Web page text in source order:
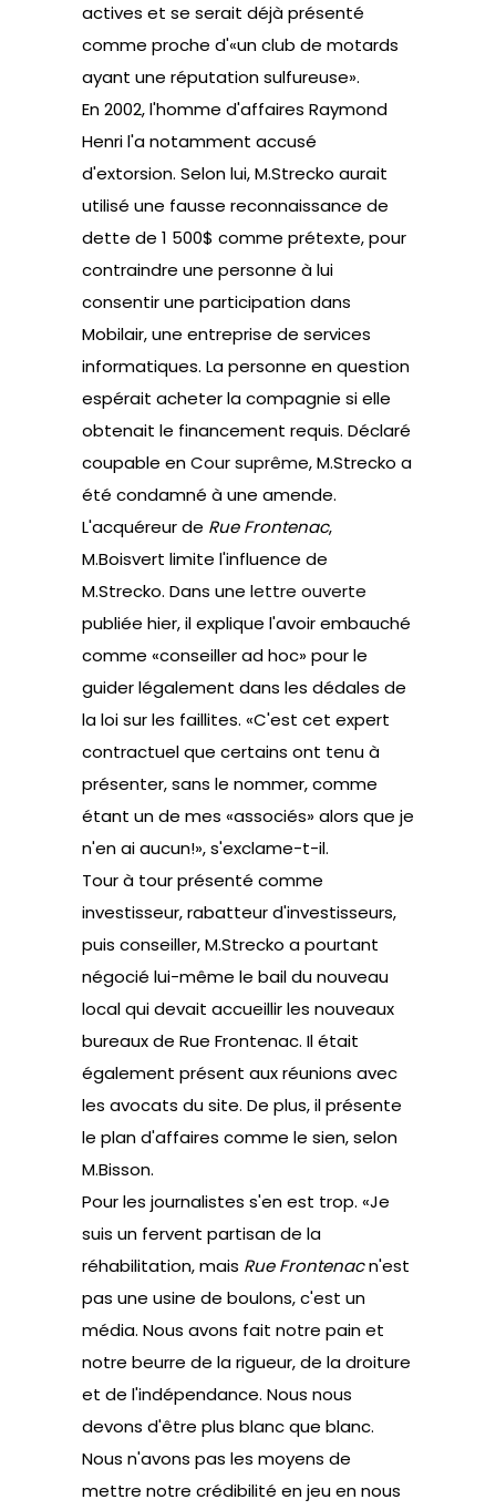
actives et se serait déjà présenté
comme proche d'«un club de motards
ayant une réputation sulfureuse».
En 2002, l'homme d'affaires Raymond
Henri l'a notamment accusé
d'extorsion. Selon lui, M.Strecko aurait
utilisé une fausse reconnaissance de
dette de 1 500$ comme prétexte, pour
contraindre une personne à lui
consentir une participation dans
Mobilair, une entreprise de services
informatiques. La personne en question
espérait acheter la compagnie si elle
obtenait le financement requis. Déclaré
coupable enCour suprême, M.Strecko a
été condamné à une amende.
L'acquéreur de Rue Frontenac,
M.Boisvert limite l'influence de
M.Strecko. Dans une lettre ouverte
publiée hier, il explique l'avoir embauché
comme «conseiller ad hoc» pour le
guider légalement dans les dédales de
la loi sur les faillites. «C'est cet expert
contractuel que certains ont tenu à
présenter, sans le nommer, comme
étant un de mes «associés» alors que je
n'en ai aucun!», s'exclame-t-il.
Tour à tour présenté comme
investisseur, rabatteur d'investisseurs,
puis conseiller, M.Strecko a pourtant
négocié lui-même le bail du nouveau
local qui devait accueillir les nouveaux
bureaux de Rue Frontenac. Il était
également présent aux réunions avec
les avocats du site. De plus, il présente
le plan d'affaires comme le sien, selon
M.Bisson.
Pour les journalistes s'en est trop. «Je
suis un fervent partisan de la
réhabilitation, mais Rue Frontenacn'est
pas une usine de boulons, c'est un
média. Nous avons fait notre pain et
notre beurre de la rigueur, de la droiture
et de l'indépendance. Nous nous
devons d'être plus blanc que blanc.
Nous n'avons pas les moyens de
mettre notre crédibilité en jeu en nous